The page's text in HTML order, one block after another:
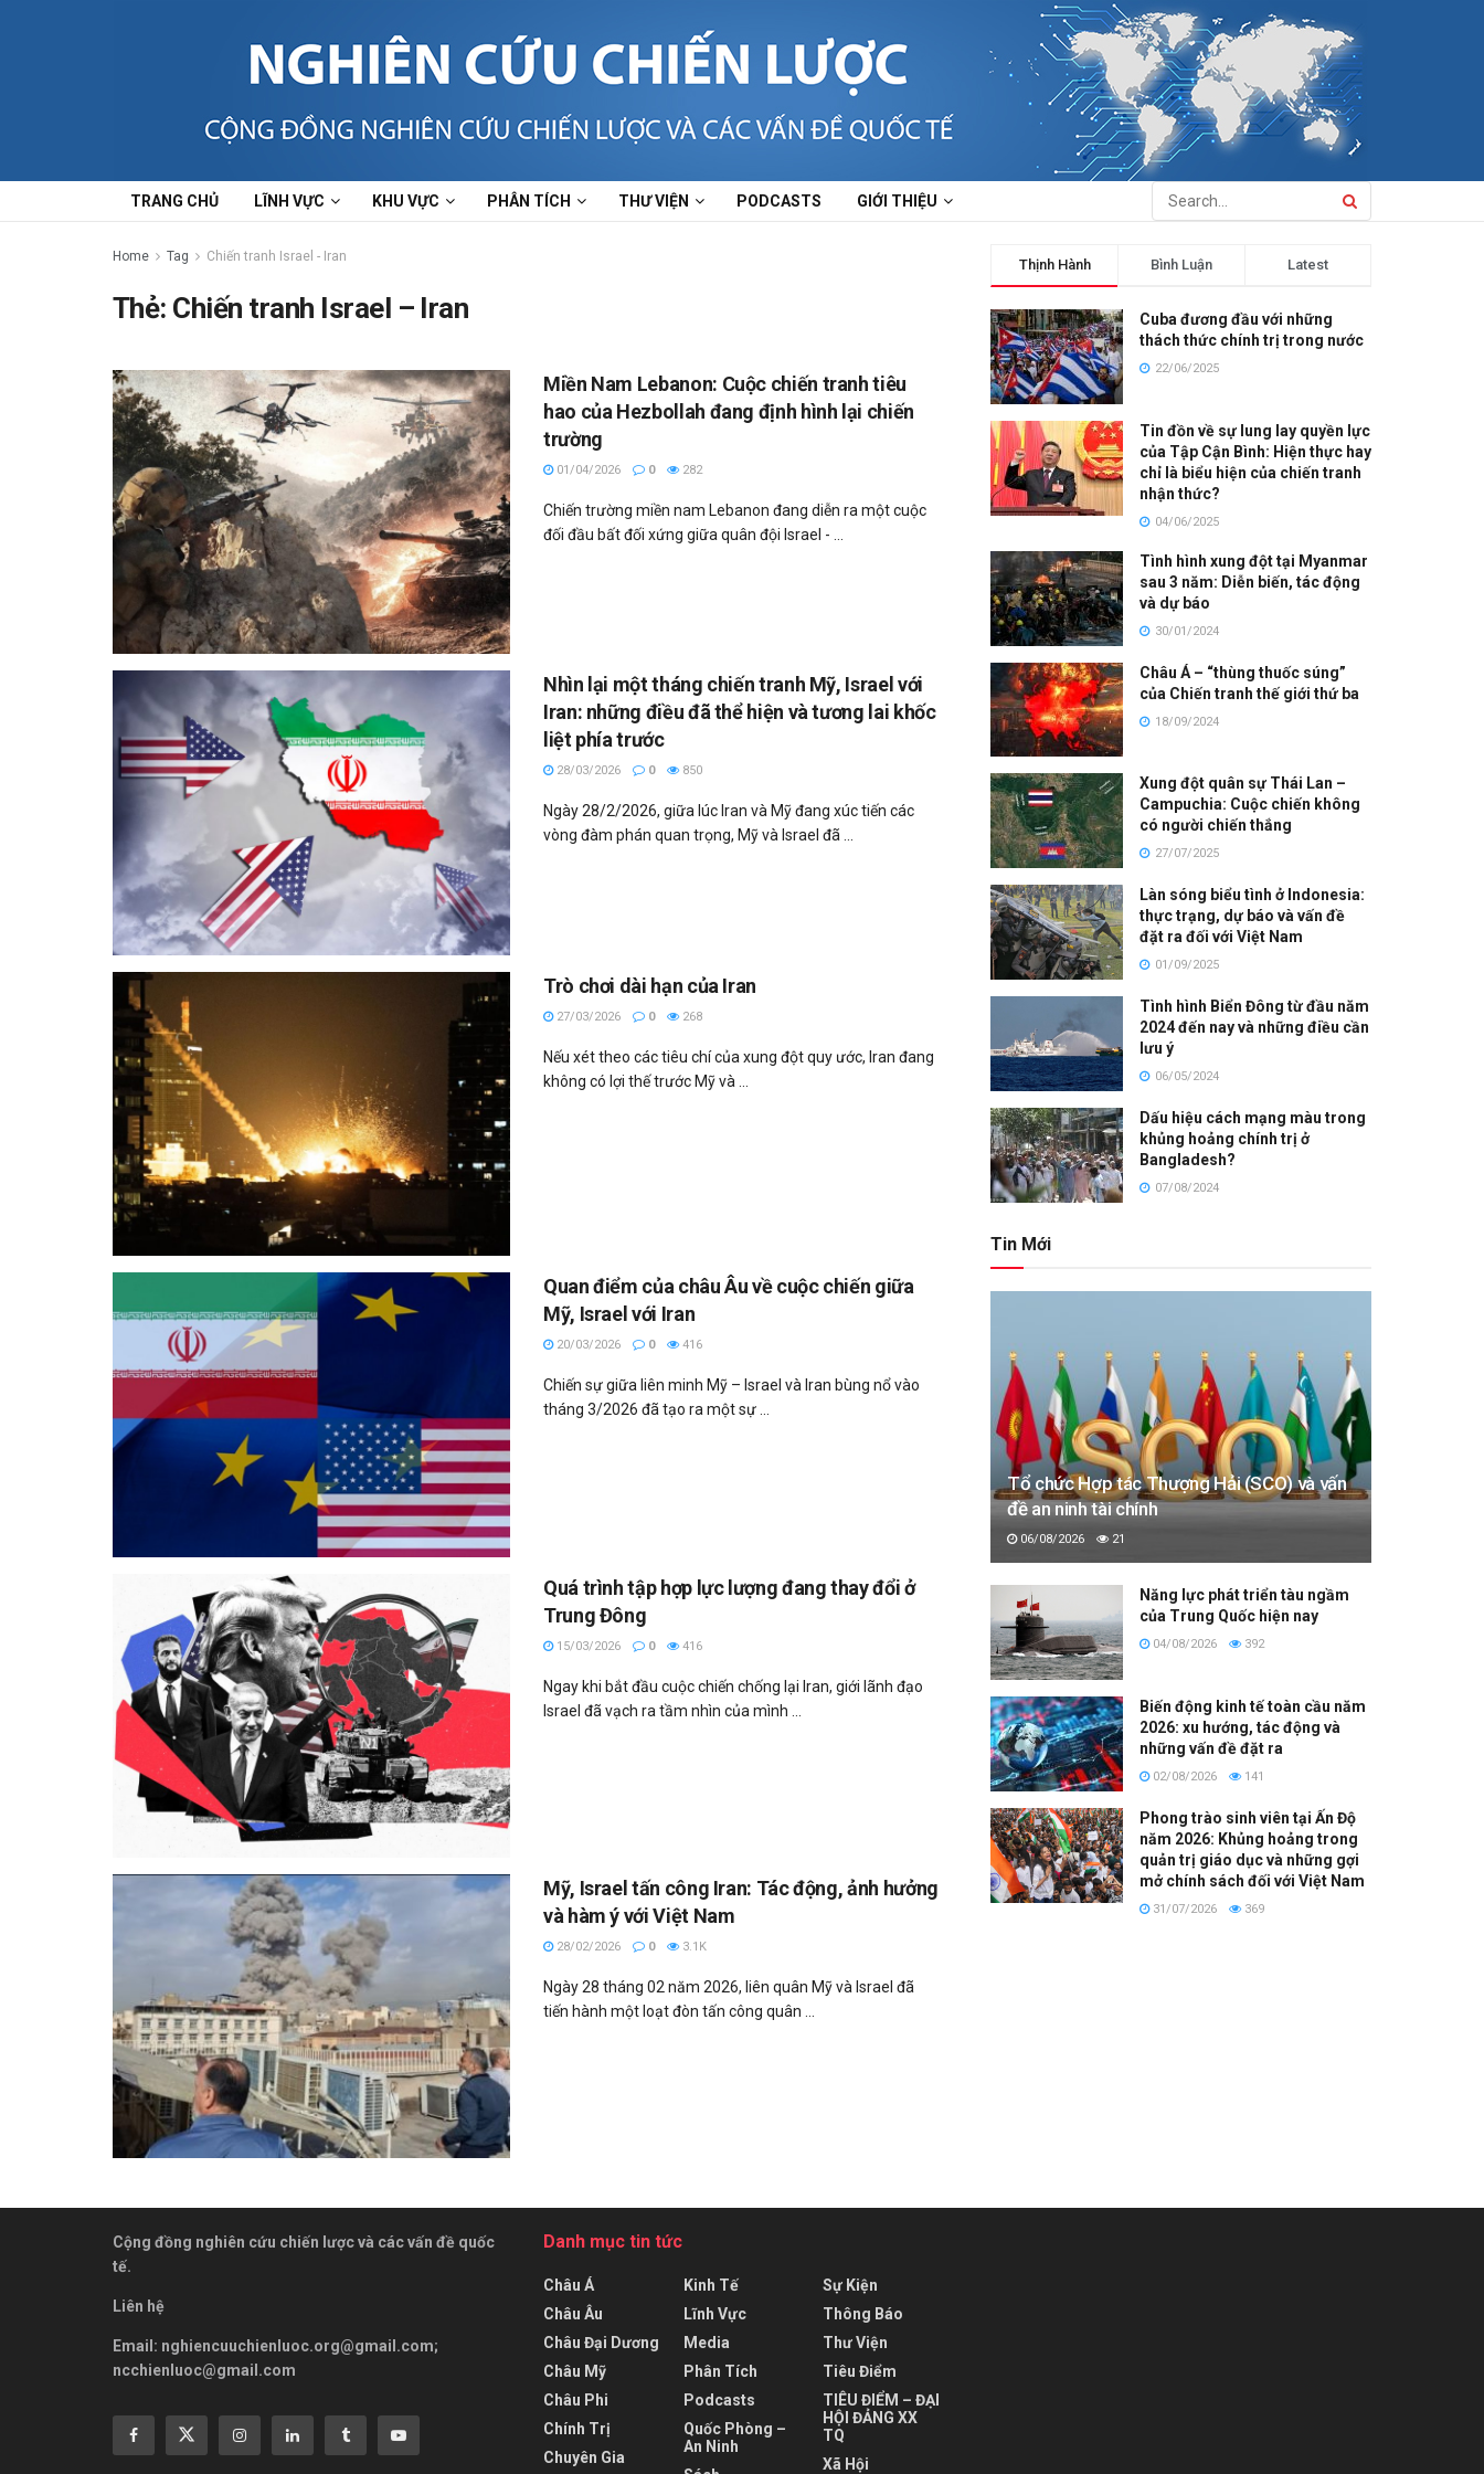
TRANG CHỦ LĨNH VỰC KHU VỰC PHÂN TÍCH THƯ VIỆN PODCASTS GIỚI THIỆU
Home Tag Chiến tranh Israel - Iran
Thẻ: Chiến tranh Israel – Iran
Miền Nam Lebanon: Cuộc chiến tranh tiêu
hao của Hezbollah đang định hình lại chiến
trường
01/04/2026 0 282
Chiến trường miền nam Lebanon đang diễn ra một cuộc
đối đầu bất đối xứng giữa quân đội Israel - ...
Nhìn lại một tháng chiến tranh Mỹ, Israel với
Iran: những điều đã thể hiện và tương lai khốc
liệt phía trước
28/03/2026 0 850
Ngày 28/2/2026, giữa lúc Iran và Mỹ đang xúc tiến các
vòng đàm phán quan trọng, Mỹ và Israel đã ...
Trò chơi dài hạn của Iran
27/03/2026 0 268
Nếu xét theo các tiêu chí của xung đột quy ước, Iran đang
không có lợi thế trước Mỹ và ...
Quan điểm của châu Âu về cuộc chiến giữa
Mỹ, Israel với Iran
20/03/2026 0 416
Chiến sự giữa liên minh Mỹ – Israel và Iran bùng nổ vào
tháng 3/2026 đã tạo ra một sự ...
Quá trình tập hợp lực lượng đang thay đổi ở
Trung Đông
15/03/2026 0 416
Ngay khi bắt đầu cuộc chiến chống lại Iran, giới lãnh đạo
Israel đã vạch ra tầm nhìn của mình ...
Mỹ, Israel tấn công Iran: Tác động, ảnh hưởng
và hàm ý với Việt Nam
28/02/2026 0 3.1K
Ngày 28 tháng 02 năm 2026, liên quân Mỹ và Israel đã
tiến hành một loạt đòn tấn công quân ...
Thịnh Hành Bình Luận Latest
Cuba đương đầu với những
thách thức chính trị trong nước
22/06/2025
Tin đồn về sự lung lay quyền lực
của Tập Cận Bình: Hiện thực hay
chỉ là biểu hiện của chiến tranh
nhận thức?
04/06/2025
Tình hình xung đột tại Myanmar
sau 3 năm: Diễn biến, tác động
và dự báo
30/01/2024
Châu Á – “thùng thuốc súng”
của Chiến tranh thế giới thứ ba
18/09/2024
Xung đột quân sự Thái Lan –
Campuchia: Cuộc chiến không
có người chiến thắng
27/07/2025
Làn sóng biểu tình ở Indonesia:
thực trạng, dự báo và vấn đề
đặt ra đối với Việt Nam
01/09/2025
Tình hình Biển Đông từ đầu năm
2024 đến nay và những điều cần
lưu ý
06/05/2024
Dấu hiệu cách mạng màu trong
khủng hoảng chính trị ở
Bangladesh?
07/08/2024
Tin Mới
Tổ chức Hợp tác Thượng Hải (SCO) và vấn
đề an ninh tài chính
06/08/2026 21
Năng lực phát triển tàu ngầm
của Trung Quốc hiện nay
04/08/2026 392
Biến động kinh tế toàn cầu năm
2026: xu hướng, tác động và
những vấn đề đặt ra
02/08/2026 141
Phong trào sinh viên tại Ấn Độ
năm 2026: Khủng hoảng trong
quản trị giáo dục và những gợi
mở chính sách đối với Việt Nam
31/07/2026 369
Cộng đồng nghiên cứu chiến lược và các vấn đề quốc
tế.
Liên hệ
Email: nghiencuuchienluoc.org@gmail.com;
ncchienluoc@gmail.com
Danh mục tin tức
Châu Á
Châu Âu
Châu Đại Dương
Châu Mỹ
Châu Phi
Chính Trị
Chuyên Gia
Kinh Tế
Lĩnh Vực
Media
Phân Tích
Podcasts
Quốc Phòng –
An Ninh
Sự Kiện
Thông Báo
Thư Viện
Tiêu Điểm
TIÊU ĐIỂM – ĐẠI
HỘI ĐẢNG XX
TQ
Xã Hội